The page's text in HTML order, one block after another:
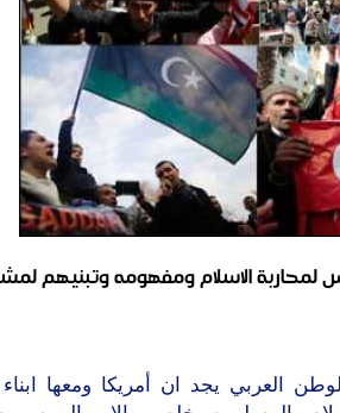
لمحاربة الاسلام ومفهومه وتبنيهم
العربي يجد ان أمريكا ومعها